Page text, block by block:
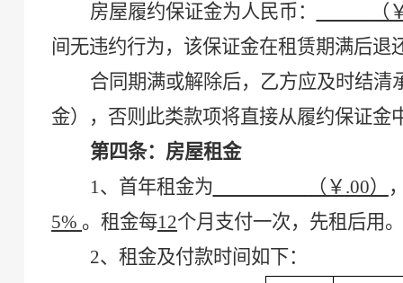
房屋履约保证金为人民币：
（
间无违约行为，该保证金在租赁期满后退
合同期满或解除后，乙方应及时结清
金），否则此类款项将直接从履约保证金
第四条：房屋租金
1、 首年租金为 （￥ .00）
5% 。 租金每12个月 支付一次， 先租后用。
2、 租金及付款时间如下：